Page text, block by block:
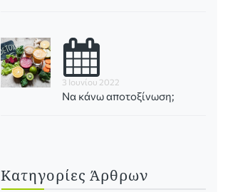
3 Ιουνίου 2022
Να κάνω αποτοξίνωση;
Κατηγορίες Άρθρων